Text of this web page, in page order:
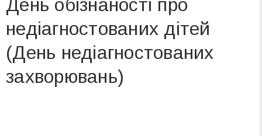
День обізнаності про
недіагностованих дітей
(День недіагностованих
захворювань)